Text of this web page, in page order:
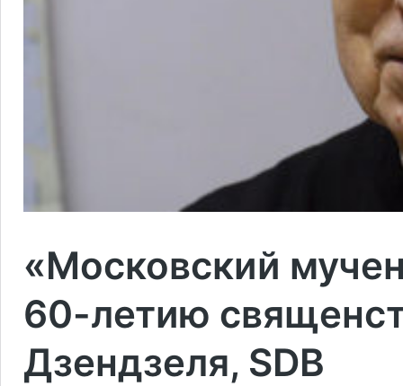
«Московский
60-летию
Дзендзеля, SDB